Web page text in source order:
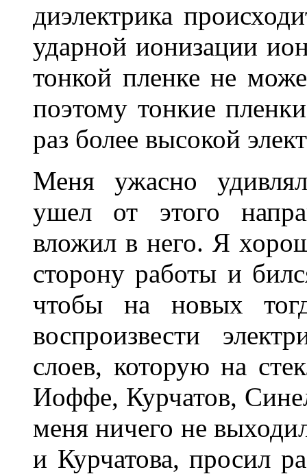
диэлектрика
ударной ионизации
тонкой пленке не
поэтому тонкие
раз более высокой
Меня ужасно
ушел от этого
вложил в него. Я
сторону работы и
чтобы на новых
воспроизвести
слоев, которую на
Иоффе, Курчатов,
меня ничего не
и Курчатова, просил